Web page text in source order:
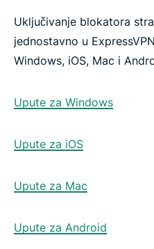
Uključivanje blokatora
jednostavno u
Windows, iOS, Mac i
Upute za Windows
Upute za iOS
Upute za Mac
Upute za Android